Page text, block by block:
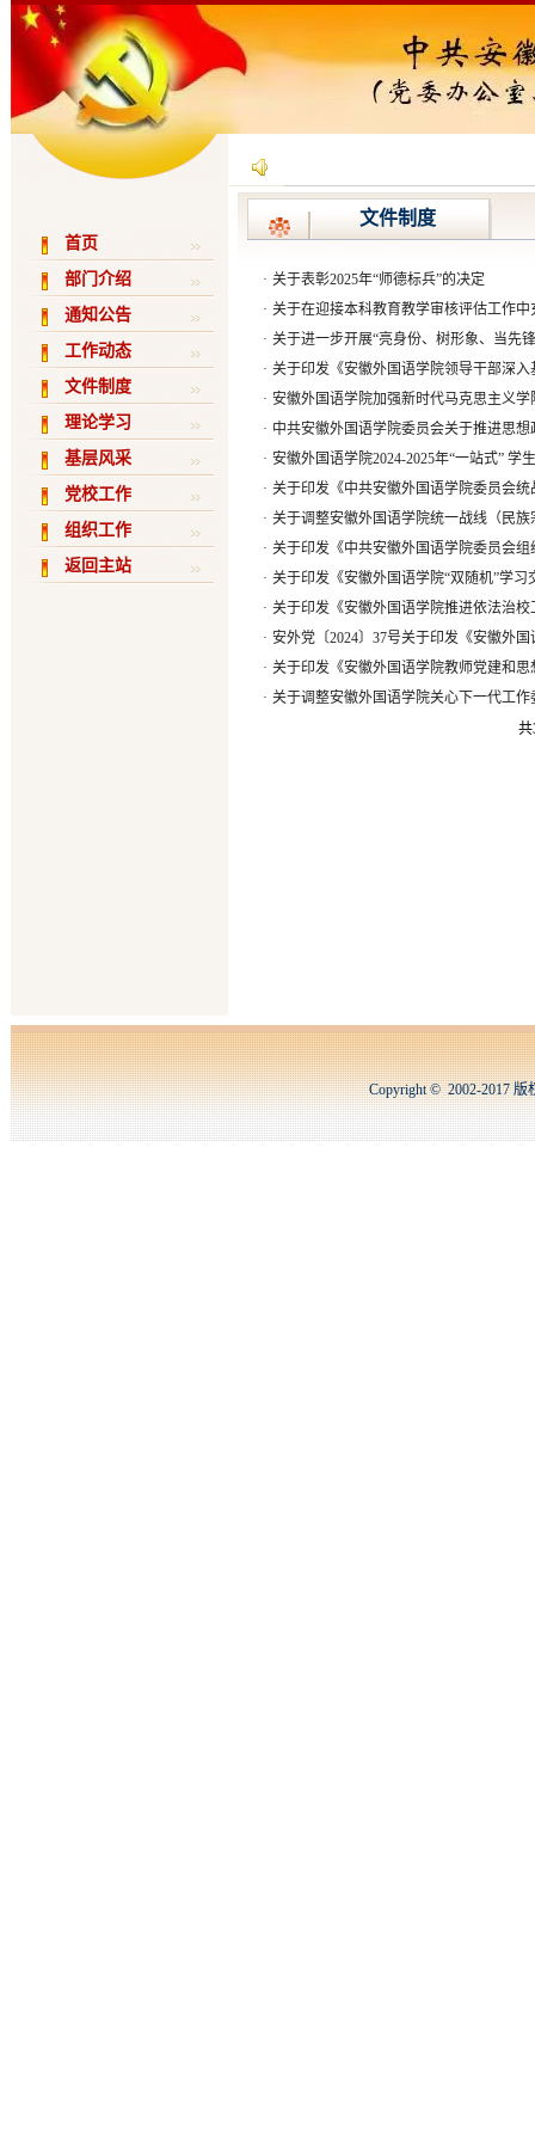
首页
部门介绍
通知公告
工作动态
文件制度
理论学习
基层风采
党校工作
组织工作
返回主站
文件制度
· 关于表彰2025年“师德标兵”的决定
· 关于在迎接本科教育教学审核评估工作
· 关于进一步开展“亮身份、树形象、当先
· 关于印发《安徽外国语学院领导干部深
· 安徽外国语学院加强新时代马克思主义学
· 中共安徽外国语学院委员会关于推进思
· 安徽外国语学院2024-2025年“一站式” 学
· 关于印发《中共安徽外国语学院委员会
· 关于调整安徽外国语学院统一战线（民
· 关于印发《中共安徽外国语学院委员会
· 关于印发《安徽外国语学院“双随机”学习
· 关于印发《安徽外国语学院推进依法治
· 安外党〔2024〕37号关于印发《安徽外
· 关于印发《安徽外国语学院教师党建和
· 关于调整安徽外国语学院关心下一代工
Copyright © 2002-2017